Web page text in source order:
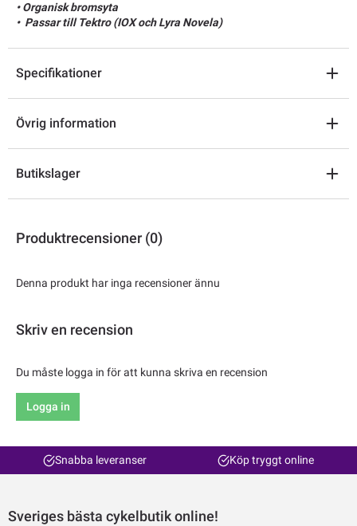
• Organisk bromsyta
• Passar till Tektro (IOX och Lyra Novela)
Specifikationer
Övrig information
Butikslager
Produktrecensioner (0)
Denna produkt har inga recensioner ännu
Skriv en recension
Du måste logga in för att kunna skriva en recension
Logga in
Snabba leveranser Köp tryggt online
Sveriges bästa cykelbutik online!